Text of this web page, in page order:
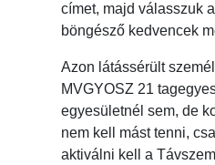
címet, majd válasszuk
böngésző kedvencek
Azon látássérült
MVGYOSZ 21
egyesületnél sem, de
nem kell mást tenni,
aktiválni kell a